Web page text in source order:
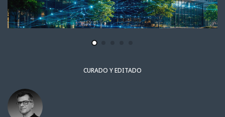
CURADO Y EDITADO